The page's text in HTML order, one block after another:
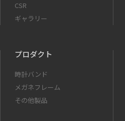
CSR
ギャラリー
プロダクト
時計バンド
メガネフレーム
その他製品